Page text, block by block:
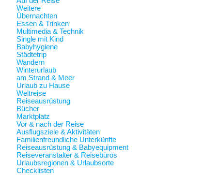
Weitere
Übernachten
Essen & Trinken
Multimedia & Technik
Single mit Kind
Babyhygiene
Städtetrip
Wandern
Winterurlaub
am Strand & Meer
Urlaub zu Hause
Weltreise
Reiseausrüstung
Bücher
Marktplatz
Vor & nach der Reise
Ausflugsziele & Aktivitäten
Familienfreundliche Unterkünfte
Reiseausrüstung & Babyequipment
Reiseveranstalter & Reisebüros
Urlaubsregionen & Urlaubsorte
Checklisten